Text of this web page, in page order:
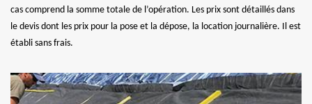
cas comprend la somme totale de l’opération. Les prix sont détaillés dans
le devis dont les prix pour la pose et la dépose, la location journalière. Il est
établi sans frais.